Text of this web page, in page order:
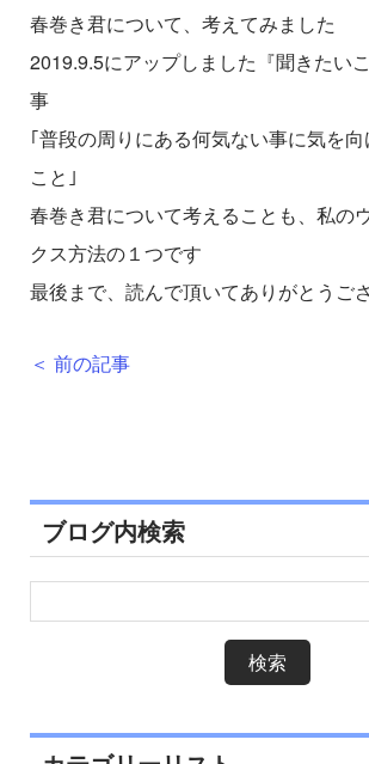
春巻き君について、考えてみました
2019.9.5にアップしました『聞きたい
事
｢普段の周りにある何気ない事に気を
こと｣
春巻き君について考えることも、私の
クス方法の１つです
最後まで、読んで頂いてありがとうご
＜ 前の記事
ブログ内検索